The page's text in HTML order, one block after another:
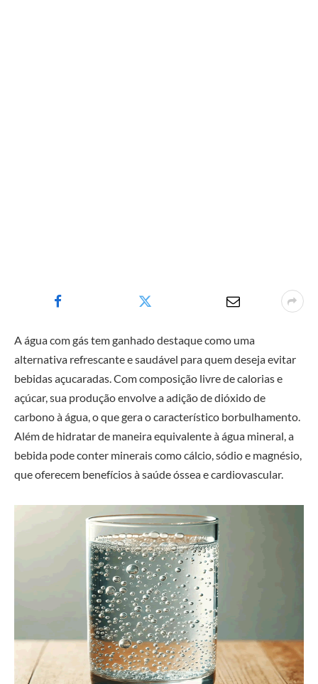
A água com gás tem ganhado destaque como uma
alternativa refrescante e saudável para quem deseja evitar
bebidas açucaradas. Com composição livre de calorias e
açúcar, sua produção envolve a adição de dióxido de
carbono à água, o que gera o característico borbulhamento.
Além de hidratar de maneira equivalente à água mineral, a
bebida pode conter minerais como cálcio, sódio e magnésio,
que oferecem benefícios à saúde óssea e cardiovascular.